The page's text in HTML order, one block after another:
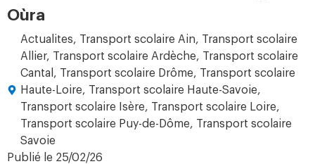
Oùra
Actualites, Transport scolaire Ain, Transport scolaire
Allier, Transport scolaire Ardèche, Transport scolaire
Cantal , Transport scolaire Drôme, Transport scolaire
Haute-Loire, Transport scolaire Haute-Savoie,
Transport scolaire Isère, Transport scolaire Loire,
Transport scolaire Puy-de-Dôme, Transport scolaire
Savoie
Publié le 25/02/26